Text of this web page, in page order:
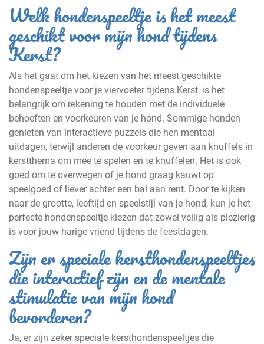
Welk hondenspeeltje is het meest
geschikt voor mijn hond tijdens
Kerst?
Als het gaat om het kiezen van het meest geschikte
hondenspeeltje voor je viervoeter tijdens Kerst, is het
belangrijk om rekening te houden met de individuele
behoeften en voorkeuren van je hond. Sommige honden
genieten van interactieve puzzels die hen mentaal
uitdagen, terwijl anderen de voorkeur geven aan knuffels in
kerstthema om mee te spelen en te knuffelen. Het is ook
goed om te overwegen of je hond graag kauwt op
speelgoed of liever achter een bal aan rent. Door te kijken
naar de grootte, leeftijd en speelstijl van je hond, kun je het
perfecte hondenspeeltje kiezen dat zowel veilig als plezierig
is voor jouw harige vriend tijdens de feestdagen.
Zijn er speciale kersthondenspeeltjes
die interactief zijn en de mentale
stimulatie van mijn hond
bevorderen?
Ja, er zijn zeker speciale kersthondenspeeltjes die